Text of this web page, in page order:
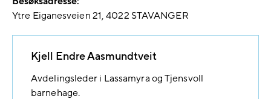
Ytre Eiganesveien 21 4022 STAVANGER
Kjell Endre Aasmundtveit
Avdelingsleder i Lassamyra og Tjensvoll
barnehage.